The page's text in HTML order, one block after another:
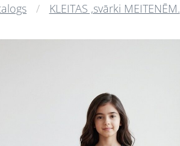
KLEITAS ,svārki MEITENĒM.